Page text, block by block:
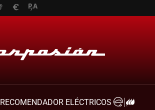
RECOMENDADOR ELÉCTRICOS